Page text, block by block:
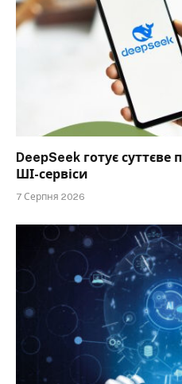
DeepSeek готує суттєве
ШІ-сервіси
7 Серпня 2026